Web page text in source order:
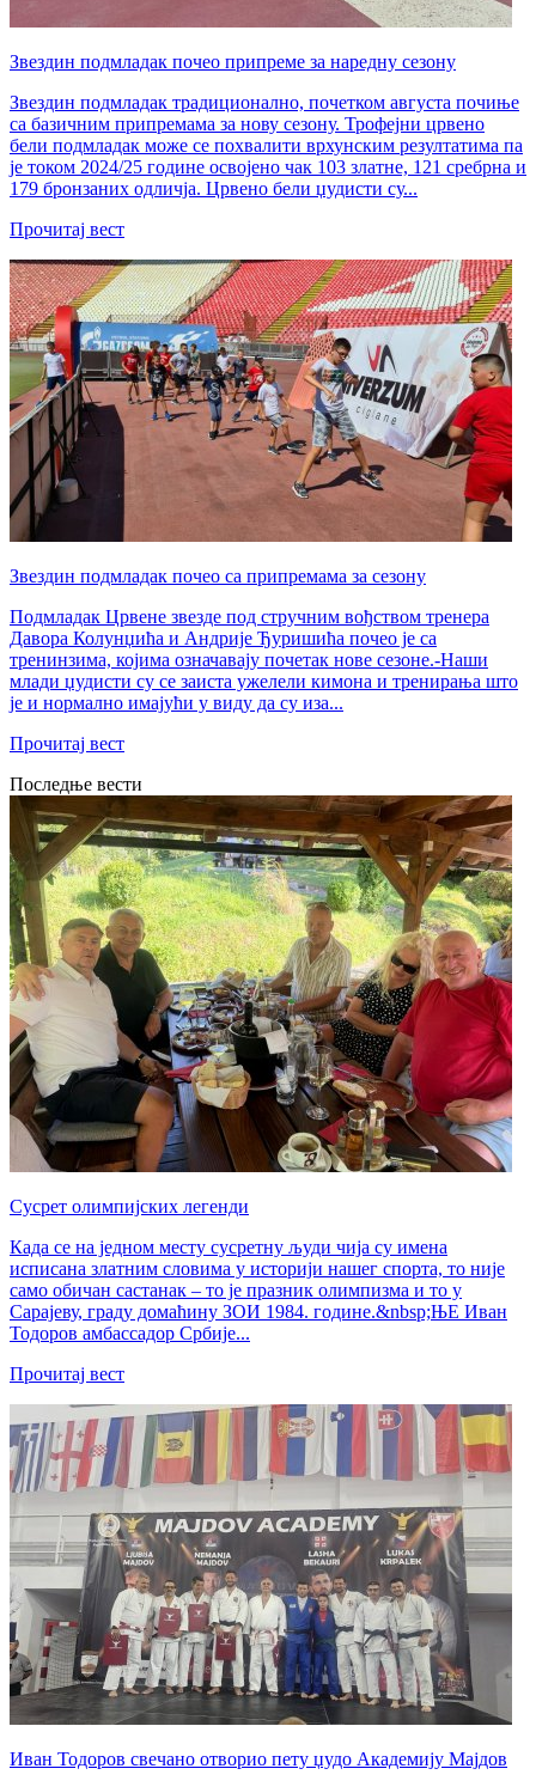
Звездин подмладак почео припреме за наредну сезону
Звездин подмладак традиционално, почетком августа почиње
са базичним припремама за нову сезону. Трофејни црвено
бели подмладак може се похвалити врхунским резултатима па
је током 2024/25 године освојено чак 103 златне, 121 сребрна и
179 бронзаних одличја. Црвено бели џудисти су...
Прочитај вест
Звездин подмладак почео са припремама за сезону
Подмладак Црвене звезде под стручним вођством тренера
Давора Колунџића и Андрије Ђуришића почео је са
тренинзима, којима означавају почетак нове сезоне.-Наши
млади џудисти су се заиста ужелели кимона и тренирања што
је и нормално имајући у виду да су иза...
Прочитај вест
Последње вести
Сусрет олимпијских легенди
Када се на једном месту сусретну људи чија су имена
исписана златним словима у историји нашег спорта, то није
само обичан састанак – то је празник олимпизма и то у
Сарајеву, граду домаћину ЗОИ 1984. године.&nbsp;ЊЕ Иван
Тодоров амбассадор Србије...
Прочитај вест
Иван Тодоров свечано отворио пету џудо Академију Мајдов